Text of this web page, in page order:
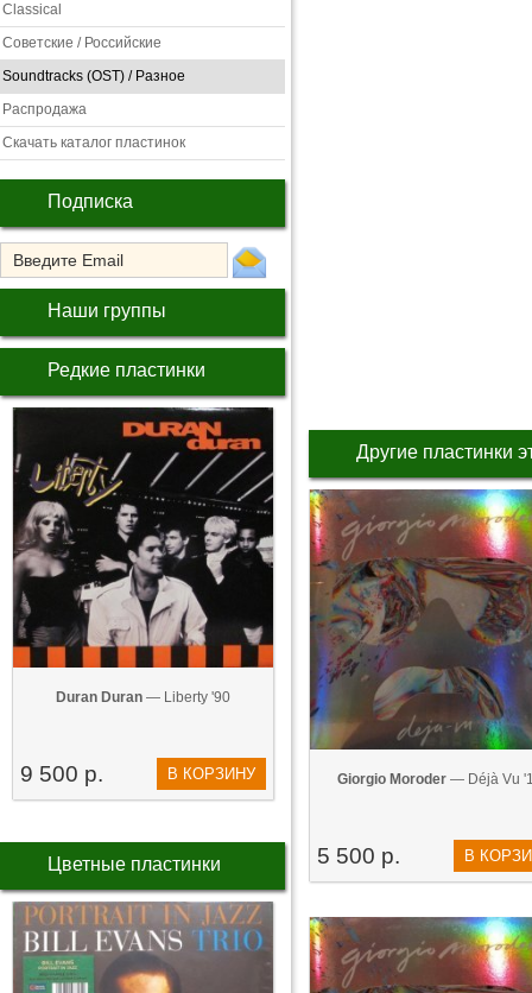
Classical
Советские / Российские
Soundtracks (OST) / Разное
Распродажа
Скачать каталог пластинок
Подписка
Наши группы
Редкие пластинки
Duran Duran — Liberty '90
9 500 р. В КОРЗИНУ
Цветные пластинки
Другие пластинки
Giorgio Moroder — Déjà Vu
5 500 р. В